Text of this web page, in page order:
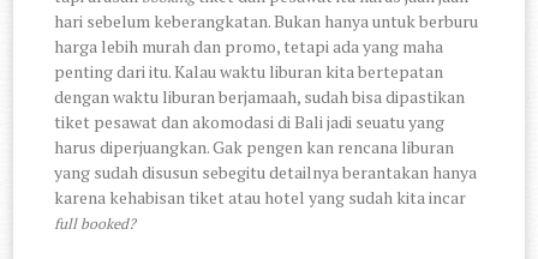
hari sebelum keberangkatan. Bukan hanya untuk berburu
harga lebih murah dan promo, tetapi ada yang maha
penting dari itu. Kalau waktu liburan kita bertepatan
dengan waktu liburan berjamaah, sudah bisa dipastikan
tiket pesawat dan akomodasi di Bali jadi seuatu yang
harus diperjuangkan. Gak pengen kan rencana liburan
yang sudah disusun sebegitu detailnya berantakan hanya
karena kehabisan tiket atau hotel yang sudah kita incar
full booked?